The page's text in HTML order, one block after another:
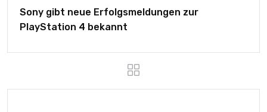
Sony gibt neue Erfolgsmeldungen zur
PlayStation 4 bekannt